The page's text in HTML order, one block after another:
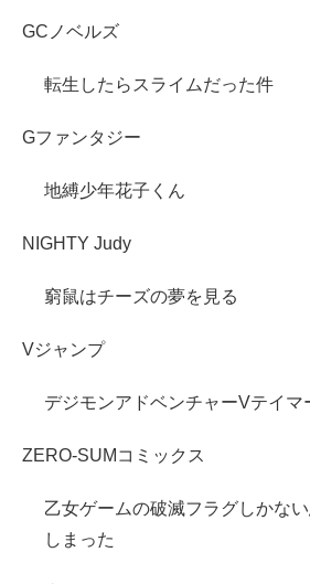
GCノベルズ
転生したらスライムだった件
Gファンタジー
地縛少年花子くん
NIGHTY Judy
窮鼠はチーズの夢を見る
Vジャンプ
デジモンアドベンチャーVテイマ
ZERO-SUMコミックス
乙女ゲームの破滅フラグしかな
しまった